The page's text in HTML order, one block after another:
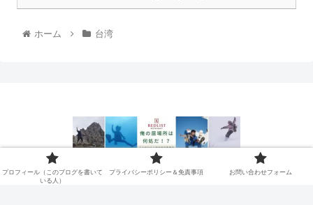
ホーム 台湾
プロフィール（このブログを書
いている人）
プライバシーポリシー＆免責事
プロフィール（このブログを書いて
いる人）
プライバシーポリシー＆免責事項 お問い合わせフォーム